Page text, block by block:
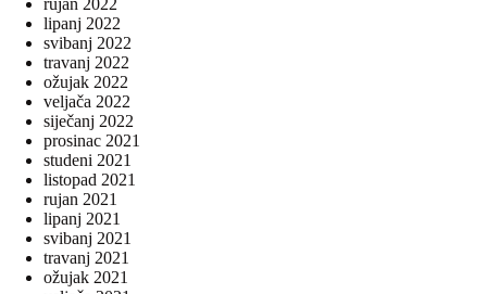
rujan 2022
lipanj 2022
svibanj 2022
travanj 2022
ožujak 2022
veljača 2022
siječanj 2022
prosinac 2021
studeni 2021
listopad 2021
rujan 2021
lipanj 2021
svibanj 2021
travanj 2021
ožujak 2021